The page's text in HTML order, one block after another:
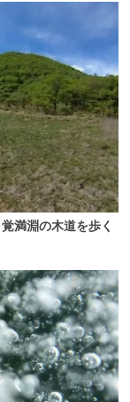
満淵の木道を歩く